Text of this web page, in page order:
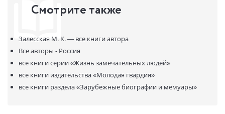
семейной жизни в окружении детей и собак. Вагнера называют
предтечей нацистской идеологии Третьего рейха и любимым
должно нравственно воздействовать на публику; стержнем его
сюжетов были гуманистические идеи, которые встречались лишь
в древних мифах. После его смерти сама его судьба превратилась
в миф…
Смотрите также
Залесская М. К. — все книги автора
Все авторы - Россия
все книги серии«Жизнь замечательных людей»
все книги издательства«Молодая гвардия»
все книги раздела«Зарубежные биографии и мемуары»